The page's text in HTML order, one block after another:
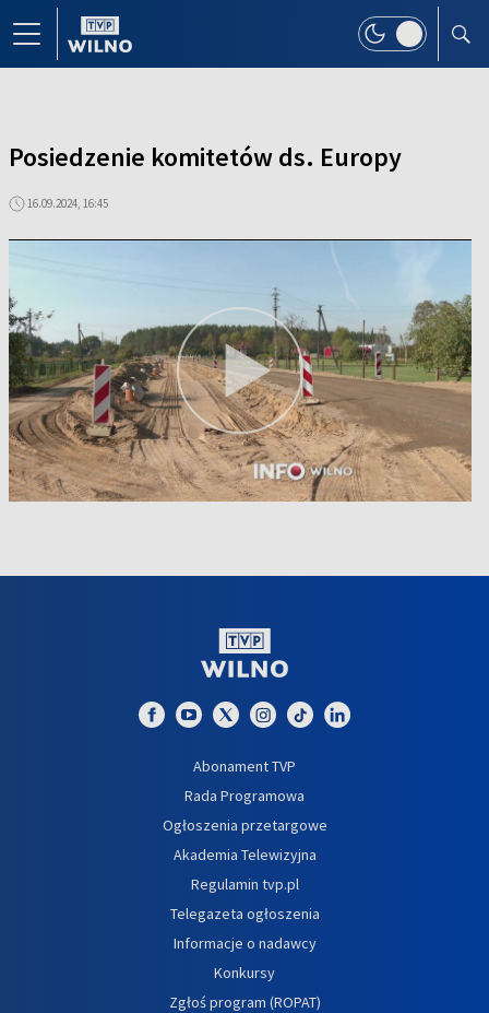
Posiedzenie komitetów ds. Europy
16.09.2024, 16:45
Abonament TVP
Rada Programowa
Ogłoszenia przetargowe
Akademia Telewizyjna
Regulamin tvp.pl
Telegazeta ogłoszenia
Informacje o nadawcy
Konkursy
Zgłoś program (ROPAT)